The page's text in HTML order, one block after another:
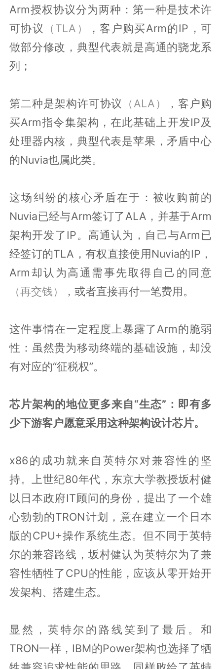
Arm授权协议分为两种：第一种是技术许
可协议
（TLA）
，客户购买Arm的IP，可
做部分修改，典型代表就是高通的骁龙系
列；
第二种是架构许可协议 （ALA）
，客户购
买Arm指令集架构，在此基础上开发IP及
处理器内核，典型代表是苹果，矛盾中心
的Nuvia也属此类。
这场纠纷的核心矛盾在于：被收购前的
Nuvia已经与Arm签订了ALA，并基于Arm
架构开发了IP。高通认为，自己与Arm已
经签订的TLA，有权直接使用Nuvia的IP，
Arm却认为高通需事先取得自己的同意
（再交钱）
，或者直接再付一笔费用。
这件事情在一定程度上暴露了Arm的脆弱
性：虽然贵为移动终端的基础设施，却没
有对应的“征税权”。
芯片架构的地位更多来自“生态”：即有多
少下游客户愿意采用这种架构设计芯片。
x86的成功就来自英特尔对兼容性的坚
持。上世纪80年代，东京大学教授坂村健
以日本政府IT顾问的身份，提出了一个雄
心勃勃的TRON计划，意在建立一个日本
版的CPU+操作系统生态。但不同于英特
尔的兼容路线，坂村健认为英特尔为了兼
容性牺牲了CPU的性能，应该从零开始开
发架构、搭建生态。
显然，英特尔的路线笑到了最后。和
TRON一样，IBM的Power架构也选择了牺